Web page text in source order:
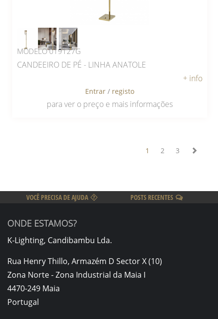
MODELO 019127G
CANDEEIRO DE PÉ - LINHA ANATOLE
+ info
Entrar / registo
para ver o preço e mais informações
1 2 3
VOCÊ PRECISA DE AJUDA POSTS RECENTES
ONDE ESTAMOS?
K-Lighting, Candibambu Lda.
Rua Henry Thillo, Armazém D Sector X (10)
Zona Norte - Zona Industrial da Maia I
4470-249 Maia
Portugal